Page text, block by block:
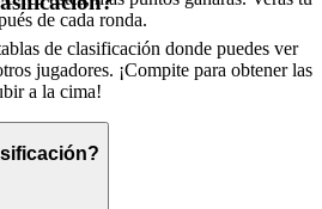
de cada ronda.
de clasificación donde puedes ver
jugadores. ¡Compite para obtener las
a la cima!